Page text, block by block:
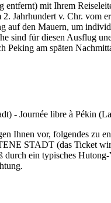
mit Ihrem
Jahrhundert v. Chr.
auf den Mauern, um
sind für diesen Ausflug
am späten
Ihnen vor, folgendes
STADT (das Ticket
ein typisches